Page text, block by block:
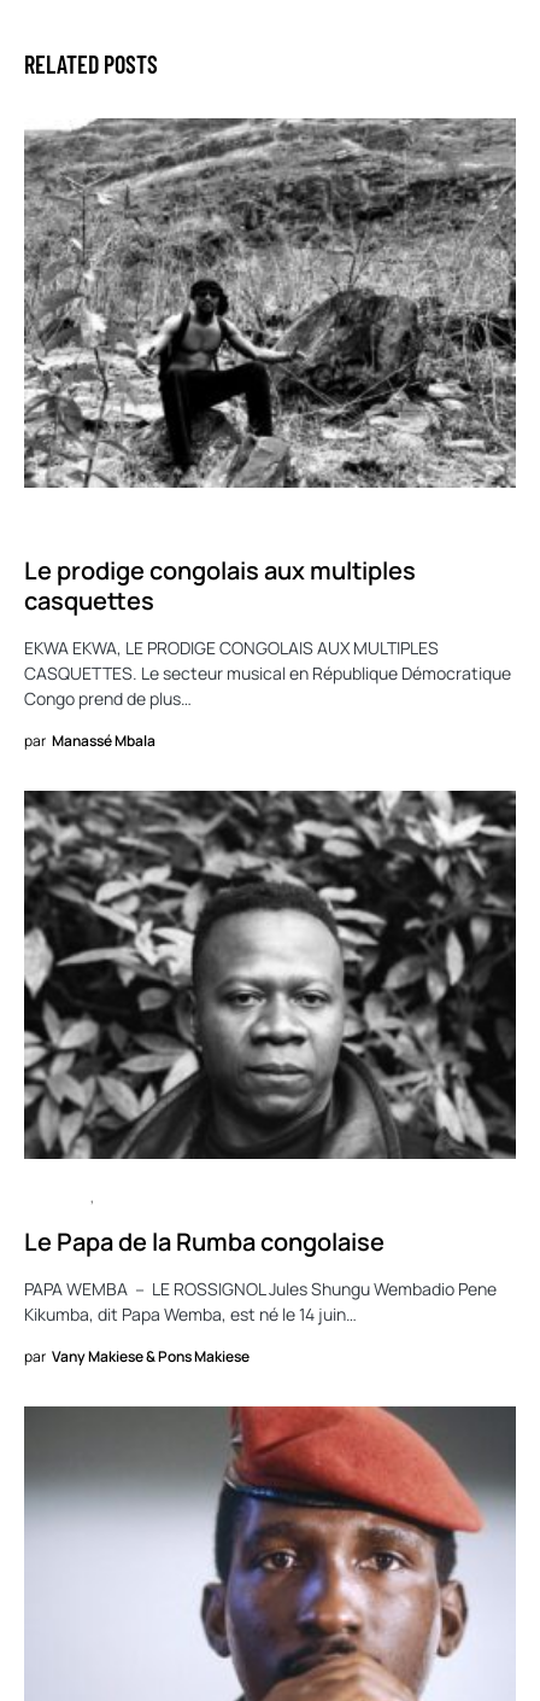
RELATED POSTS
Le prodige congolais aux multiples
casquettes
EKWA EKWA, LE PRODIGE CONGOLAIS AUX MULTIPLES
CASQUETTES. Le secteur musical en République Démocratique
Congo prend de plus…
par Manassé Mbala
Le Papa de la Rumba congolaise
PAPA WEMBA － LE ROSSIGNOL Jules Shungu Wembadio Pene
Kikumba, dit Papa Wemba, est né le 14 juin…
par Vany Makiese & Pons Makiese